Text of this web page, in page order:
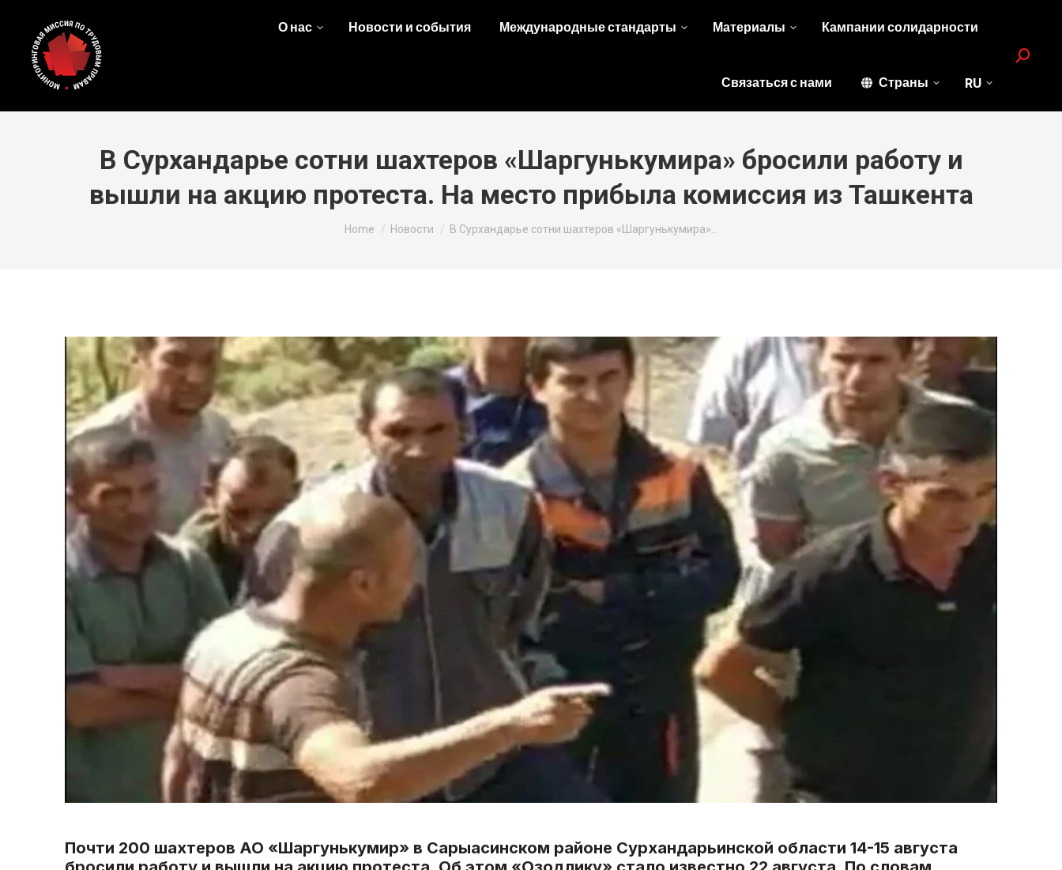
О нас Новости и события Международные стандарты Материалы Кампании солидарности
Связаться с нами Страны RU
Search:
В Сурхандарье сотни шахтеров «Шаргунькумира» бросили работу и
вышли на акцию протеста. На место прибыла комиссия из Ташкента
You are here:
Home Новости В Сурхандарье сотни шахтеров «Шаргунькумира»…
Почти 200 шахтеров АО «Шаргунькумир» в Сарыасинском районе Сурхандарьинской области 14-15 августа